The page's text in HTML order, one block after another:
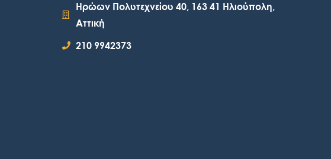
Ηρώων Πολυτεχνείου 40, 163 41 Ηλιούπολη,
Αττική
210 9942373